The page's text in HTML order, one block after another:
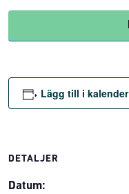
Lägg till i kalender
DETALJER
Datum: